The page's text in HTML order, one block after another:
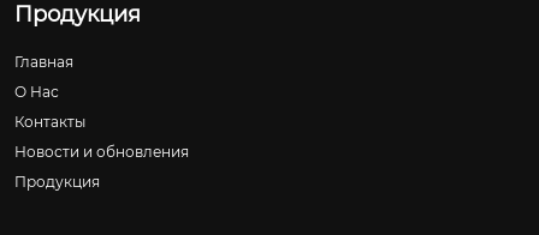
Продукция
Главная
О Нас
Контакты
Новости и обновления
Продукция